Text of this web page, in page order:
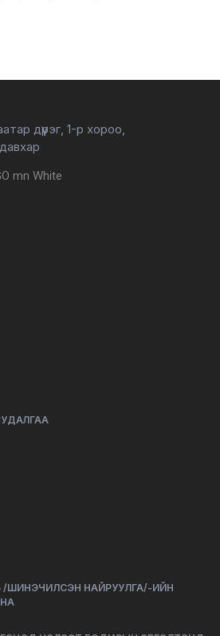
дүүрэг, 1-р хороо,
/ШИНЭЧИЛСЭН НАЙРУУЛГА/-ИЙН